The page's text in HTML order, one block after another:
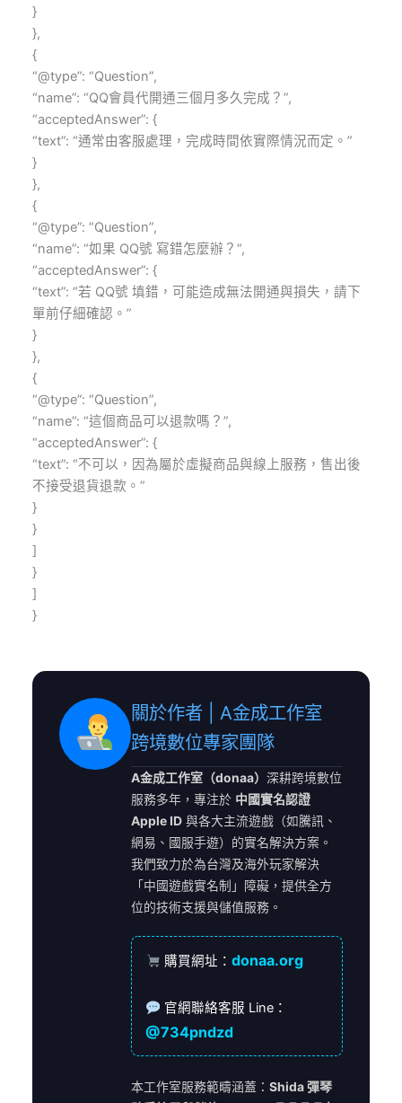
}
},
{
“@type”: “Question”,
“name”: “QQ會員代開通三個月多久完成？”,
“acceptedAnswer”: {
“text”: “通常由客服處理，完成時間依實際情況而定。”
}
},
{
“@type”: “Question”,
“name”: “如果 QQ號 寫錯怎麼辦？”,
“acceptedAnswer”: {
“text”: “若 QQ號 填錯，可能造成無法開通與損失，請下
單前仔細確認。”
}
},
{
“@type”: “Question”,
“name”: “這個商品可以退款嗎？”,
“acceptedAnswer”: {
“text”: “不可以，因為屬於虛擬商品與線上服務，售出後
不接受退貨退款。”
}
}
]
}
]
}
關於作者 | A金成工作室
跨境數位專家團隊
A金成工作室（donaa） 深耕跨境數位
服務多年，專注於 中國實名認證
Apple ID 與各大主流遊戲（如騰訊、
網易、國服手遊）的實名解決方案。
我們致力於為台灣及海外玩家解決
「中國遊戲實名制」障礙，提供全方
位的技術支援與儲值服務。
購買網址： donaa.org
官網聯絡客服 Line：
@734pndzd
本工作室服務範疇涵蓋： Shida 彈琴